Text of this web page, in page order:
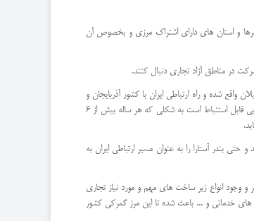
و استان های دارای اشتراک مرزی و بخصوص آن
در مناطق آزاد تجاری دنبال کنند.
شده و راه ارتباطی ایران با کشور آذربایجان و
شهر مهم اقتصادی باکو می باشد. شهر بندری و گردشگری آستارا یک شهر بسیار پر طرفدار است و این موضوع از نظر میزان گردشگر داخلی و خارجی که به این شهر هر ساله وارد می شوند به خوبی قابل استنباط است به شکلی که هر ساله بیش از 6
بندر آستارا را به عنوان مسیر ارتباطی ایران به
و وجود انواع زیر ساخت های مهم و مورد نیاز تجاری
های خدماتی و ... باعث شده تا این مرز گمرکی کشور